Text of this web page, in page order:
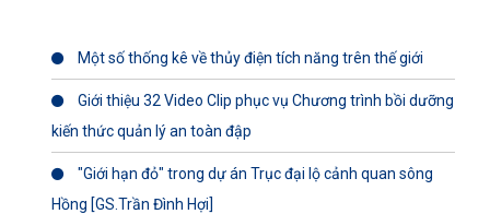
Một số thống kê về thủy điện tích năng trên thế giới
Giới thiệu 32 Video Clip phục vụ Chương trình bồi dưỡng
kiến thức quản lý an toàn đập
"Giới hạn đỏ" trong dự án Trục đại lộ cảnh quan sông
Hồng [GS.Trần Đình Hợi]